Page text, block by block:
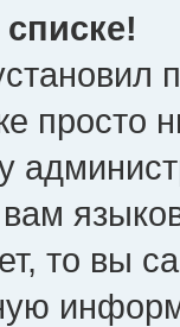
просто
то вы